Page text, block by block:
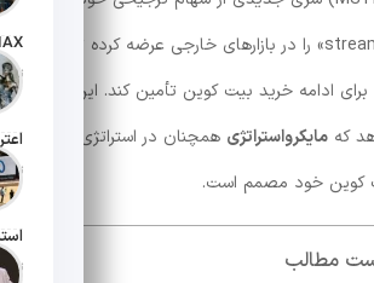
تاریخ
تاریخ
تاریخ
نام «STRE» یا «stream» را در بازارهای خارجی عرضه کرده تا
برای ادامه خرید بیت کوین تأمین کند. این
که مایکرواستراتژی همچنان در استراتژی
کوین خود مصمم است.
مطالب